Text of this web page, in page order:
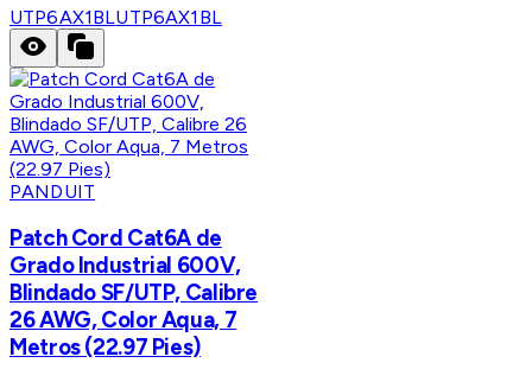
UTP6AX1BLUTP6AX1BL
PANDUIT
Patch Cord Cat6A de
Grado Industrial 600V,
Blindado SF/UTP, Calibre
26 AWG, Color Aqua, 7
Metros (22.97 Pies)